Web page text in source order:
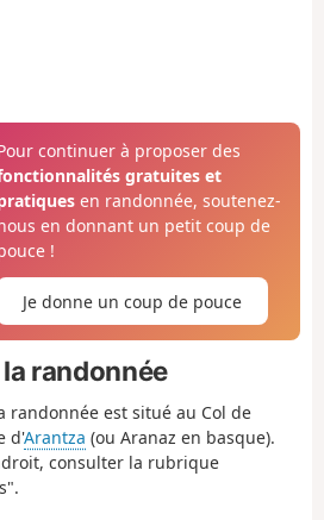
continuer à proposer des
gratuites et
en randonnée, soutenez-
en donnant un petit coup de
!
Je donne un coup de pouce
randonnée
randonnée est situé au Col de
d'Arantza (ou Aranaz en basque).
consulter la rubrique